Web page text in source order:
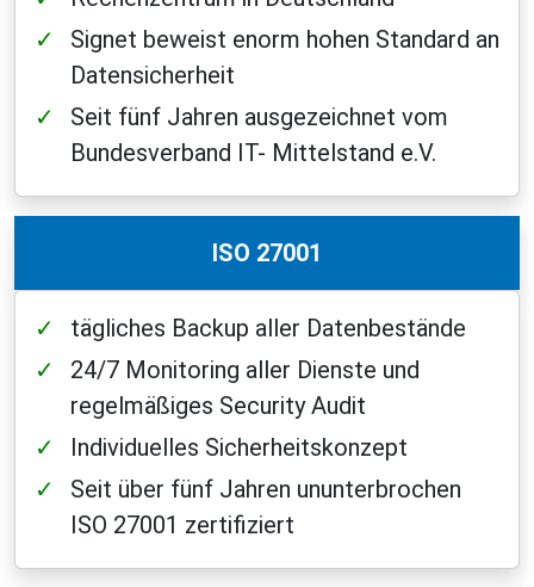
Signet beweist enorm hohen Standard an
Datensicherheit
Seit fünf Jahren ausgezeichnet vom
Bundesverband IT- Mittelstand e.V.
ISO 27001
tägliches Backup aller Datenbestände
24/7 Monitoring aller Dienste und
regelmäßiges Security Audit
Individuelles Sicherheitskonzept
Seit über fünf Jahren ununterbrochen
ISO 27001 zertifiziert